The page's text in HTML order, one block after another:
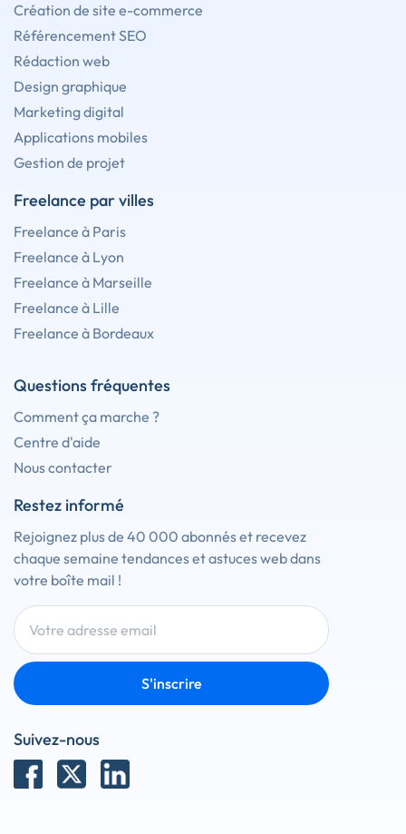
Création de site e-commerce
Référencement SEO
Rédaction web
Design graphique
Marketing digital
Applications mobiles
Gestion de projet
Freelance par villes
Freelance à Paris
Freelance à Lyon
Freelance à Marseille
Freelance à Lille
Freelance à Bordeaux
Questions fréquentes
Comment ça marche ?
Centre d'aide
Nous contacter
Restez informé
Rejoignez plus de 40 000 abonnés et recevez
chaque semaine tendances et astuces web dans
votre boîte mail !
S'inscrire
Suivez-nous